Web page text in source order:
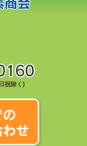
祝除く)